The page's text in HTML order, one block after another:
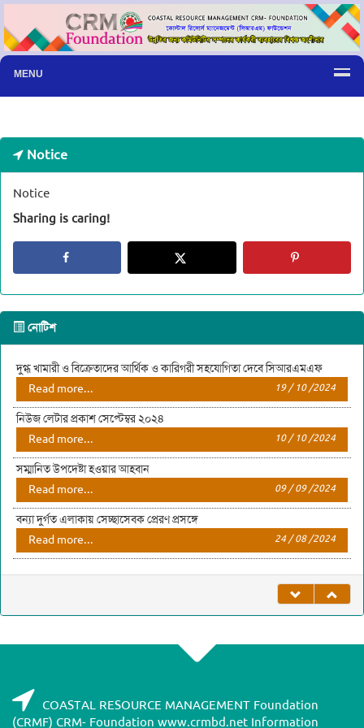
MENU
Notice
Notice
Sharing is caring!
নোটিশ
দুগ্ধ খামারী ও বিক্রেতাদের আর্থিক ও কারিগরী সহযোগিতা দেবে সিআরএমএফ
Read more...
19 / 10 /2024
নিউজ লেটার প্রকাশ সেপ্টেম্বর ২০২৪
Read more...
10 / 10 /2024
সম্মানিত উপদেষ্টা হওয়ার আহবান
Read more...
09 / 09 /2024
বন্যা দুর্গত এলাকায় সেচ্ছাসেবক প্রেরণ প্রসঙ্গে
Read more...
24 / 08 /2024
COASTAL RESOURCE MANAGEMENT Foundation
(CRMF) CRM- Foundation www.crmbd.net Information